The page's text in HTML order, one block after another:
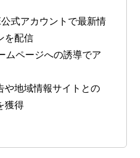
式アカウントで最新情
を配信
ムページへの誘導でア
や地域情報サイトとの
獲得